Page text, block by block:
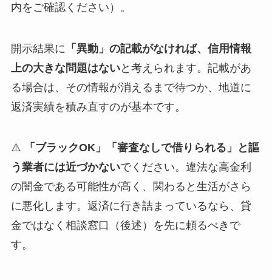
内をご確認ください）。
開示結果に 「異動」の記載がなければ、信用情報
上の大きな問題はないと考えられます。記載があ
る場合は、その情報が消えるまで待つか、地道に
返済実績を積み直すのが基本です。
⚠️
「ブラックOK」「審査なしで借りられる」と謳
う業者には近づかないでください。違法な高金利
の闇金である可能性が高く、関わると生活がさら
に悪化します。返済に行き詰まっているなら、貸
金ではなく相談窓口（後述）を先に頼るべきで
す。